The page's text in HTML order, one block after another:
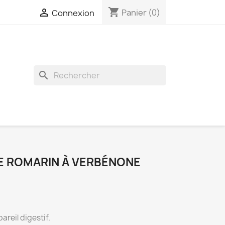
 Connexion shopping_cart Panier (0)
search
ROMARIN À VERBÉNONE
digestif.